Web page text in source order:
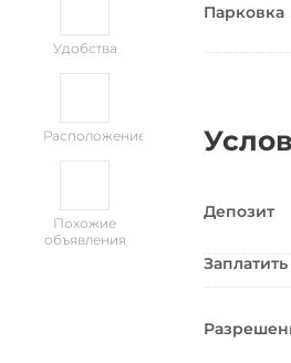
Удобства
Расположение
Похожие
объявления
Парковка
Депозит